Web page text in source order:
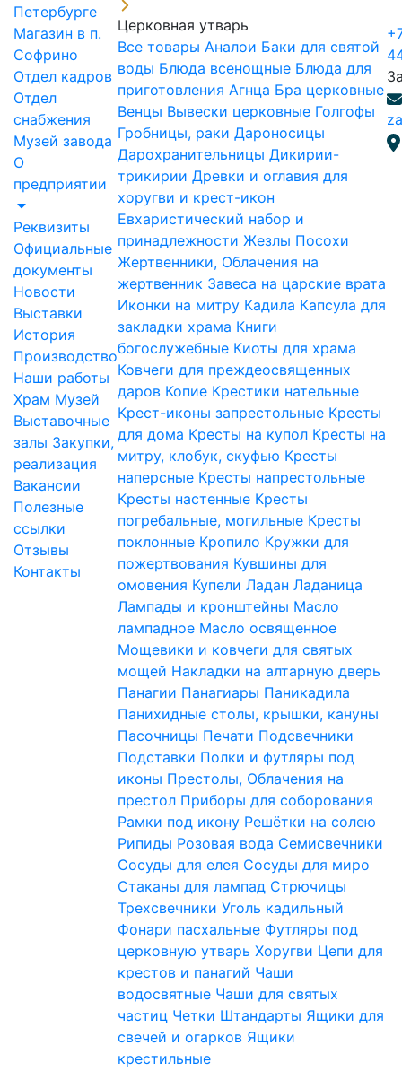
Петербурге
Магазин в п.
Софрино
Отдел кадров
Отдел
снабжения
Музей завода
О
предприятии
Реквизиты
Официальные
документы
Новости
Выставки
История
Производство
Наши работы
Храм Музей
Выставочные
залы Закупки,
реализация
Вакансии
Полезные
ссылки
Отзывы
Контакты
Церковная утварь
Все товары Аналои Баки для святой
воды Блюда всенощные Блюда для
приготовления Агнца Бра церковные
Венцы Вывески церковные Голгофы
Гробницы, раки Дароносицы
Дарохранительницы Дикирии-
трикирии Древки и оглавия для
хоругви и крест-икон
Евхаристический набор и
принадлежности Жезлы Посохи
Жертвенники, Облачения на
жертвенник Завеса на царские врата
Иконки на митру Кадила Капсула для
закладки храма Книги
богослужебные Киоты для храма
Ковчеги для преждеосвященных
даров Копие Крестики нательные
Крест-иконы запрестольные Кресты
для дома Кресты на купол Кресты на
митру, клобук, скуфью Кресты
наперсные Кресты напрестольные
Кресты настенные Кресты
погребальные, могильные Кресты
поклонные Кропило Кружки для
пожертвования Кувшины для
омовения Купели Ладан Ладаница
Лампады и кронштейны Масло
лампадное Масло освященное
Мощевики и ковчеги для святых
мощей Накладки на алтарную дверь
Панагии Панагиары Паникадила
Панихидные столы, крышки, кануны
Пасочницы Печати Подсвечники
Подставки Полки и футляры под
иконы Престолы, Облачения на
престол Приборы для соборования
Рамки под икону Решётки на солею
Рипиды Розовая вода Семисвечники
Сосуды для елея Сосуды для миро
Стаканы для лампад Стрючицы
Трехсвечники Уголь кадильный
Фонари пасхальные Футляры под
церковную утварь Хоругви Цепи для
крестов и панагий Чаши
водосвятные Чаши для святых
частиц Четки Штандарты Ящики для
свечей и огарков Ящики
крестильные